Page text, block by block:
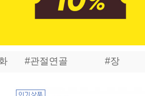
#관절연골 #장